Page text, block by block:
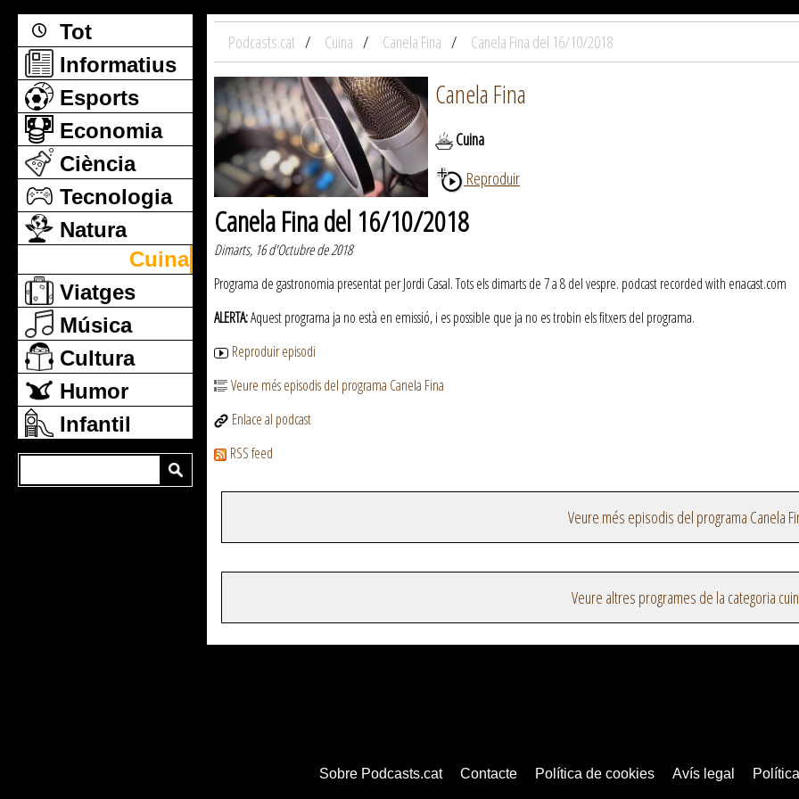
Tot
Informatius
Esports
Economia
Ciència
Tecnologia
Natura
Cuina
Viatges
Música
Cultura
Humor
Infantil
Podcasts.cat Cuina Canela Fina Canela Fina del 16/10/2018
Canela Fina
Cuina
Reproduir
Canela Fina del 16/10/2018
Dimarts, 16 d'Octubre de 2018
Programa de gastronomia presentat per Jordi Casal. Tots els dimarts de 7 a 8 del vespre. podcast recorded with enacast.com
ALERTA:Aquest programa ja no està en emissió, i es possible que ja no es trobin els fitxers del programa.
Reproduir episodi
Veure més episodis del programa Canela Fina
Enlace al podcast
RSS feed
Veure més episodis del programa Canela
Veure altres programes de la categoria
Sobre Podcasts.cat Contacte Política de cookies Avís legal